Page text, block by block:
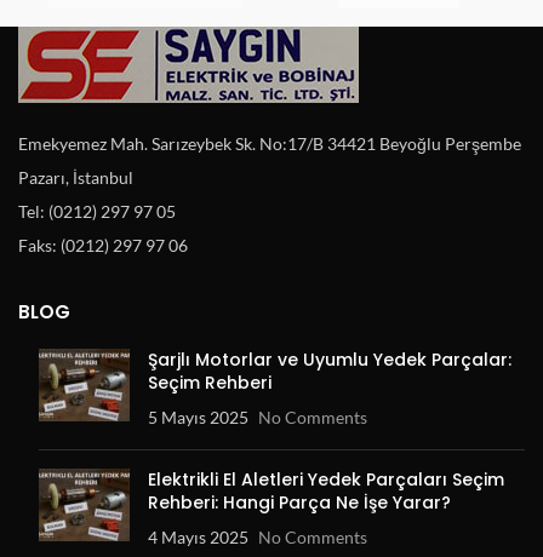
Emekyemez Mah. Sarızeybek Sk. No:17/B 34421 Beyoğlu Perşembe
Pazarı, İstanbul
Tel: (0212) 297 97 05
Faks: (0212) 297 97 06
BLOG
Şarjlı Motorlar ve Uyumlu Yedek Parçalar:
Seçim Rehberi
5 Mayıs 2025 No Comments
Elektrikli El Aletleri Yedek Parçaları Seçim
Rehberi: Hangi Parça Ne İşe Yarar?
4 Mayıs 2025 No Comments